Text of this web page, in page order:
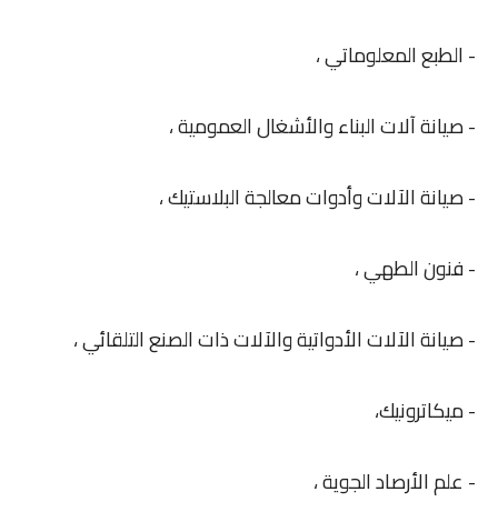
- الطبع المعلوماتي ،
- صيانة آلات البناء والأشغال العمومية ،
- صيانة الآلات وأدوات معالجة البلاستيك ،
- فنون الطهي ،
- صيانة الآلات الأدواتية والآلات ذات الصنع التلقائي ،
- ميكاترونيك،
- علم الأرصاد الجوية ،